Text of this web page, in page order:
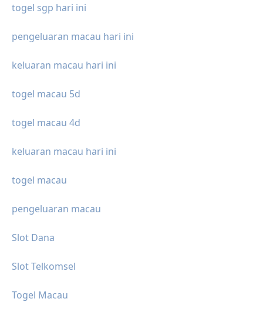
togel sgp hari ini
pengeluaran macau hari ini
keluaran macau hari ini
togel macau 5d
togel macau 4d
keluaran macau hari ini
togel macau
pengeluaran macau
Slot Dana
Slot Telkomsel
Togel Macau